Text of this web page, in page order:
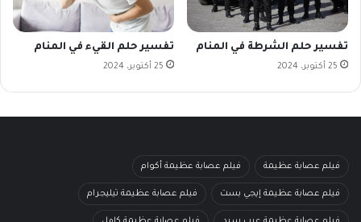
تفسير حلم الشرطة في المنام
25 أكتوبر، 2024
تفسير حلم القيء في المنام
25 أكتوبر، 2024
فيلم عصابة عظيمة فيلم عصابة عظيمة أكوام
فيلم عصابة عظيمة إيجي بست فيلم عصابة عظيمة تيليجرام